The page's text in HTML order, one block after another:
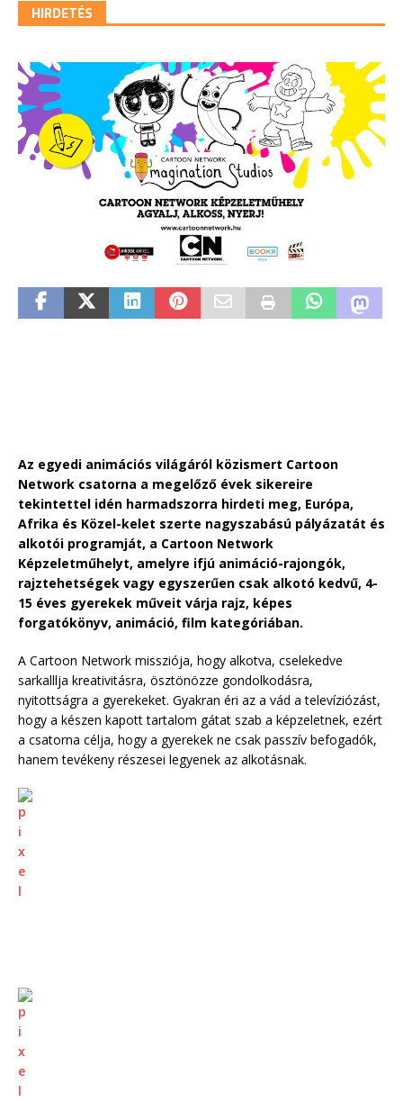
HIRDETÉS
Az egyedi animációs világáról közismert Cartoon
Network csatorna a megelőző évek sikereire
tekintettel idén harmadszorra hirdeti meg, Európa,
Afrika és Közel-kelet szerte nagyszabású pályázatát és
alkotói programját, a Cartoon Network
Képzeletműhelyt, amelyre ifjú animáció-rajongók,
rajztehetségek vagy egyszerűen csak alkotó kedvű, 4-
15 éves gyerekek műveit várja rajz, képes
forgatókönyv, animáció, film kategóriában.
A Cartoon Network missziója, hogy alkotva, cselekedve
sarkalllja kreativitásra, ösztönözze gondolkodásra,
nyitottságra a gyerekeket. Gyakran éri az a vád a televíziózást,
hogy a készen kapott tartalom gátat szab a képzeletnek, ezért
a csatorna célja, hogy a gyerekek ne csak passzív befogadók,
hanem tevékeny részesei legyenek az alkotásnak.